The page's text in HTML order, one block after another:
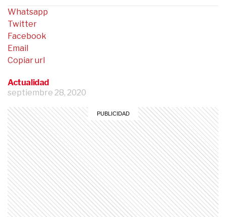
Actualidad
septiembre 28, 2020
Whatsapp
Twitter
Facebook
Email
Copiar url